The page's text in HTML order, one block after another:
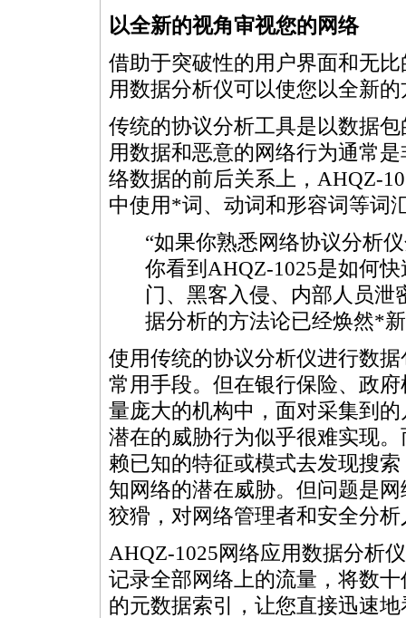
以全新的视角审视您的网络
借助于突破性的用户界面和无
用数据分析仪可以使您以全新
传统的协议分析工具是以数据
用数据和恶意的网络行为通常
络数据的前后关系上，AHQZ-
中使用 *词、动词和形容词等词
“如果你熟悉网络协议分析
你看到AHQZ-1025是如何
门、黑客入侵、内部人员
据分析的方法论已经焕然*
使用传统的协议分析仪进行数据
常用手段。但在银行保险、政
量庞大的机构中，面对采集到
潜在的威胁行为似乎很难实现
赖已知的特征或模式去发现搜
知网络的潜在威胁。但问题是
狡猾，对网络管理者和安全分
AHQZ-1025网络应用数据分析
记录全部网络上的流量，将数
的元数据索引，让您直接迅速